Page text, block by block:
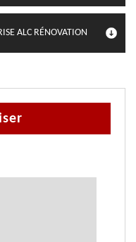
ALC RÉNOVATION